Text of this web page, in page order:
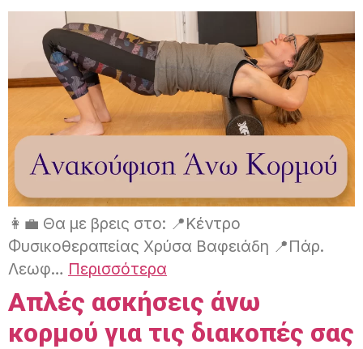
👩‍💼 Θα με βρεις στο: 📍Κέντρο
Φυσικοθεραπείας Χρύσα Βαφειάδη 📍Πάρ.
Λεωφ… Περισσότερα
Απλές ασκήσεις άνω
κορμού για τις διακοπές σας